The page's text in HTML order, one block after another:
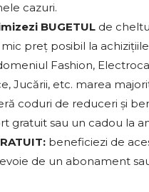
cazuri.
BUGETUL de
preț posibil la
Fashion,
Jucării, etc. marea
coduri de reduceri și
gratuit sau un cadou la
beneficiezi de
de un abonament